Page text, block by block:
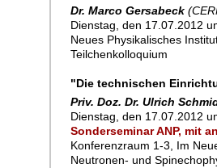
Dr. Marco Gersabeck
Dienstag, den 17.07.2012
Neues Physikalisches
Teilchenkolloquium
"Die technischen
Priv. Doz. Dr. Ulrich
Dienstag, den 17.07.2012
Sonderseminar ANP, mit
Konferenzraum 1-3, Im
Neutronen- und